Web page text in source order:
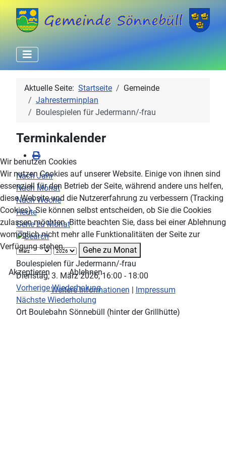
Aktuelle Seite: Startseite
Gemeinde
Jahresterminplan
Boulespielen für Jedermann/-frau
Terminkalender
Nach Jahr
Nach Monat
Nach Woche
Heute
Gehe zu Monat
Gehe zu Monat
Boulespielen für Jedermann/-frau
Dienstag, 3. März 2026, 16:00 - 18:00
Vorherige Wiederholung
Nächste Wiederholung
Ort Boulebahn Sönnebüll (hinter der Grillhütte)
Wir benutzen Cookies
Wir nutzen Cookies auf unserer Website. Einige von ihnen sind
essenziell für den Betrieb der Seite, während andere uns helfen,
diese Website und die Nutzererfahrung zu verbessern (Tracking
Cookies). Sie können selbst entscheiden, ob Sie die Cookies
zulassen möchten. Bitte beachten Sie, dass bei einer Ablehnung
womöglich nicht mehr alle Funktionalitäten der Seite zur
Verfügung stehen.
Akzeptieren
Ablehnen
Weitere Informationen | Impressum